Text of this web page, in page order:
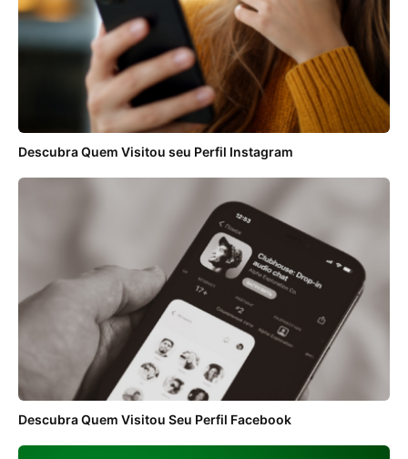
Descubra Quem Visitou seu Perfil Instagram
Descubra Quem Visitou Seu Perfil Facebook